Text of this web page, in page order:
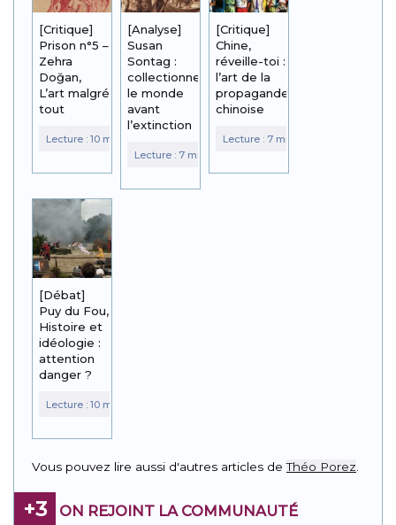
[Critique]
Prison n°5 –
Zehra
Doğan,
L’art malgré
tout
[Analyse]
Susan
Sontag :
collectionner
le monde
avant
l’extinction
[Critique]
Chine,
réveille-toi :
l’art de la
propagande
chinoise
[Débat]
Puy du Fou,
Histoire et
idéologie :
attention
danger ?
Vous pouvez lire aussi d'autres articles deThéo Porez
+3 ON REJOINT LA COMMUNAUTÉ